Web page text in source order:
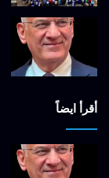
أقرأ ايضاً